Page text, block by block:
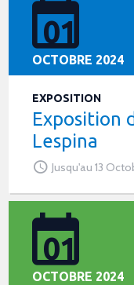
01
OCTOBRE 2024
EXPOSITION
Exposition
Lespina
Jusqu'au 13
01
OCTOBRE 2024